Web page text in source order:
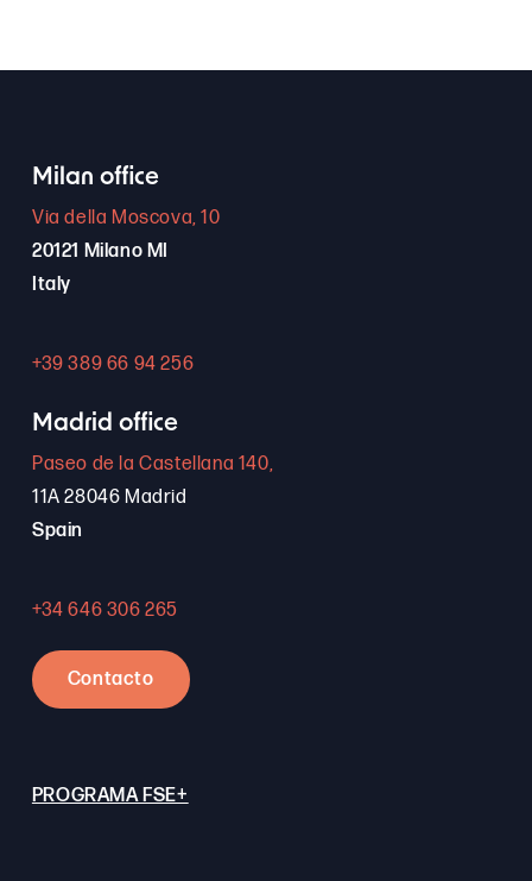
Milan office
Via della Moscova, 10
20121 Milano MI
Italy
+39 389 66 94 256
Madrid office
Paseo de la Castellana 140,
11A 28046 Madrid
Spain
+34 646 306 265
Contacto
PROGRAMA FSE+